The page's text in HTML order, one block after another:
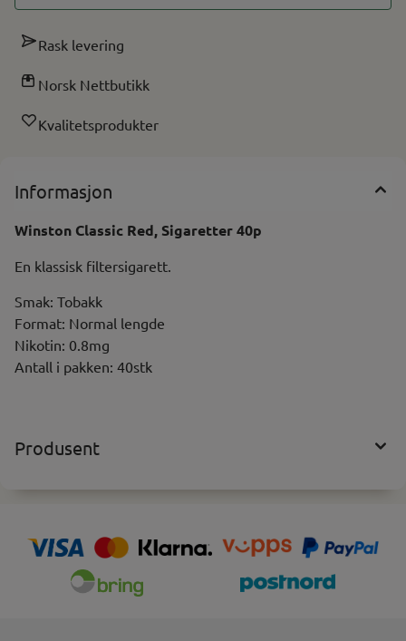
Rask levering
Norsk Nettbutikk
Kvalitetsprodukter
Informasjon
Winston Classic Red, Sigaretter 40p
En klassisk filtersigarett.
Smak: Tobakk
Format: Normal lengde
Nikotin: 0.8mg
Antall i pakken: 40stk
Produsent